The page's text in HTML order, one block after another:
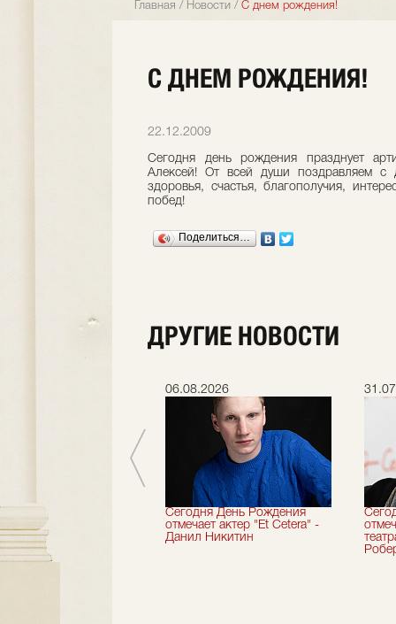
Главная / Новости / С днем рождения!
С ДНЕМ РОЖДЕНИЯ!
22.12.2009
Сегодня день рождения празднует
Алексей! От всей души поздравляем
здоровья, счастья, благополучия,
побед!
Поделиться…
ДРУГИЕ НОВОСТИ
сезон!
06.08.2026
Сегодня День Рождения
отмечает актер "Et Cetera" -
Данил Никитин